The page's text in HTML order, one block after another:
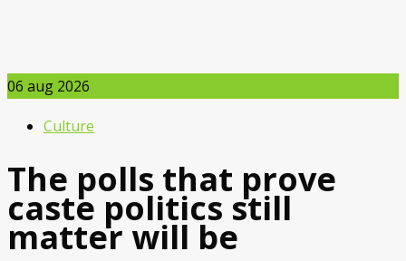
06 aug 2026
Culture
The polls that prove
caste politics still
matter will be